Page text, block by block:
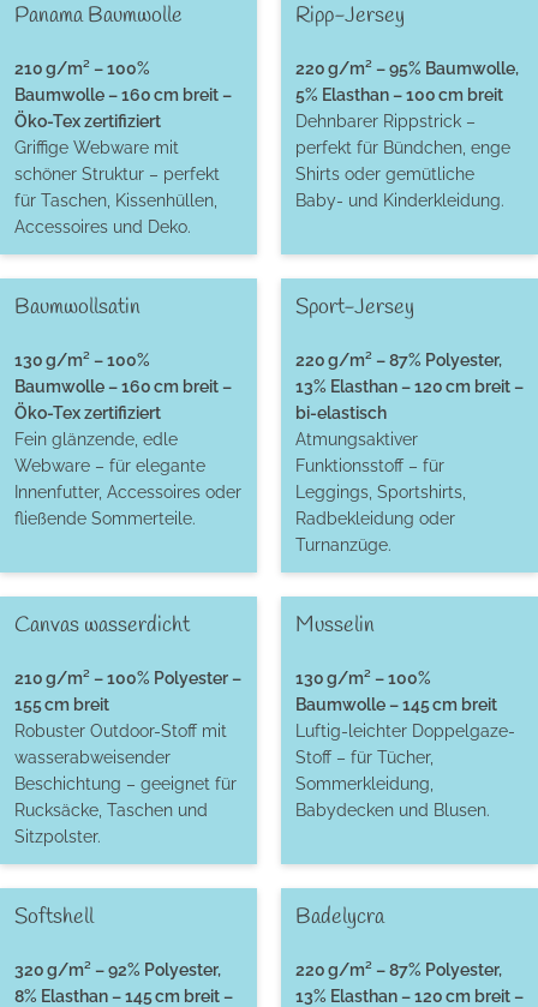
Panama Baumwolle
210 g/m² – 100%
Baumwolle – 160 cm breit –
Öko-Tex zertifiziert
Griffige Webware mit
schöner Struktur – perfekt
für Taschen, Kissenhüllen,
Accessoires und Deko.
Ripp-Jersey
220 g/m² – 95% Baumwolle,
5% Elasthan – 100 cm breit
Dehnbarer Rippstrick –
perfekt für Bündchen, enge
Shirts oder gemütliche
Baby- und Kinderkleidung.
Baumwollsatin
130 g/m² – 100%
Baumwolle – 160 cm breit –
Öko-Tex zertifiziert
Fein glänzende, edle
Webware – für elegante
Innenfutter, Accessoires oder
fließende Sommerteile.
Sport-Jersey
220 g/m² – 87% Polyester,
13% Elasthan – 120 cm breit –
bi-elastisch
Atmungsaktiver
Funktionsstoff – für
Leggings, Sportshirts,
Radbekleidung oder
Turnanzüge.
Canvas wasserdicht
210 g/m² – 100% Polyester –
155 cm breit
Robuster Outdoor-Stoff mit
wasserabweisender
Beschichtung – geeignet für
Rucksäcke, Taschen und
Sitzpolster.
Musselin
130 g/m² – 100%
Baumwolle – 145 cm breit
Luftig-leichter Doppelgaze-
Stoff – für Tücher,
Sommerkleidung,
Babydecken und Blusen.
Softshell
320 g/m² – 92% Polyester,
8% Elasthan – 145 cm breit –
Badelycra
220 g/m² – 87% Polyester,
13% Elasthan – 120 cm breit –